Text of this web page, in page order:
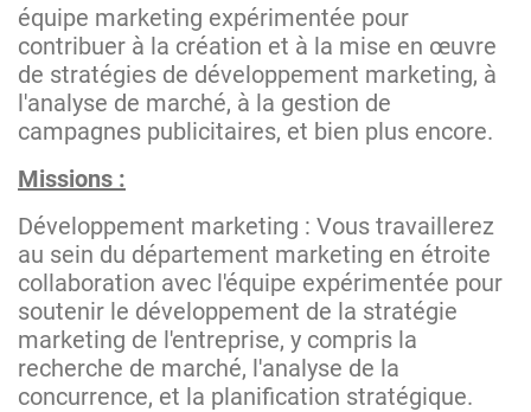
équipe marketing expérimentée pour
contribuer à la création et à la mise en œuvre
de stratégies de développement marketing, à
l'analyse de marché, à la gestion de
campagnes publicitaires, et bien plus encore.
Missions :
Développement marketing : Vous travaillerez
au sein du département marketing en étroite
collaboration avec l'équipe expérimentée pour
soutenir le développement de la stratégie
marketing de l'entreprise, y compris la
recherche de marché, l'analyse de la
concurrence, et la planification stratégique.